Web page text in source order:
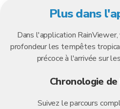
Plus dans
Dans l'application
profondeur les tempêtes
précoce à l'arrivée sur
Chronologie
Suivez le parcours